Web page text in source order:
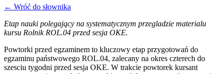
← Wróć do słownika
Etap nauki polegający na systematycznym przegladzie materialu
kursu Rolnik ROL.04 przed sesja OKE.
Powtorki przed egzaminem to kluczowy etap przygotowań do
egzaminu państwowego ROL.04, zalecany na okres czterech do
szesciu tygodni przed sesja OKE. W trakcie powtorek kursant